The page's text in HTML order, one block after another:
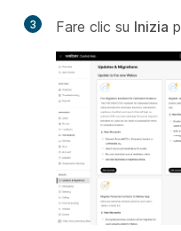
3 Fare clic su Inizia